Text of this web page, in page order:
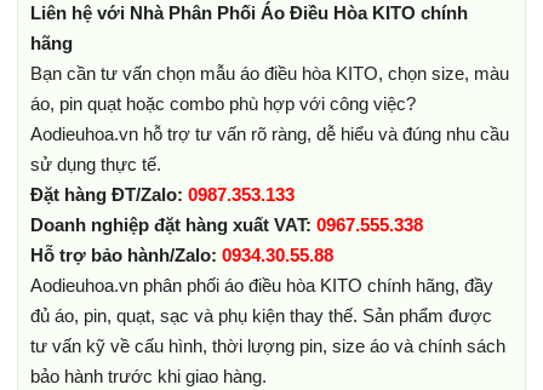
Liên hệ với Nhà Phân Phối Áo Điều Hòa KITO chính
hãng
Bạn cần tư vấn chọn mẫu áo điều hòa KITO, chọn size, màu
áo, pin quạt hoặc combo phù hợp với công việc?
Aodieuhoa.vn hỗ trợ tư vấn rõ ràng, dễ hiểu và đúng nhu cầu
sử dụng thực tế.
Đặt hàng ĐT/Zalo: 0987.353.133
Doanh nghiệp đặt hàng xuất VAT: 0967.555.338
Hỗ trợ bảo hành/Zalo: 0934.30.55.88
Aodieuhoa.vn phân phối áo điều hòa KITO chính hãng, đầy
đủ áo, pin, quạt, sạc và phụ kiện thay thế. Sản phẩm được
tư vấn kỹ về cấu hình, thời lượng pin, size áo và chính sách
bảo hành trước khi giao hàng.